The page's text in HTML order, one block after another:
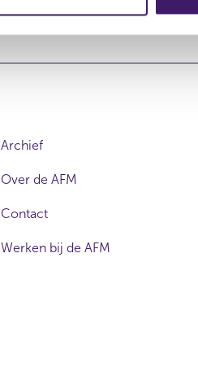
Archief
Over de AFM
Contact
Werken bij de AFM